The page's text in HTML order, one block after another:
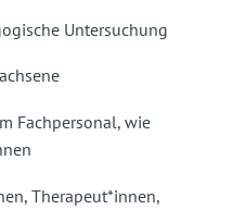
Untersuchung
Fachpersonal, wie
Therapeut*innen,